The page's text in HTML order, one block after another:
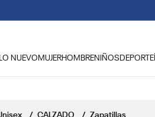
LO NUEVO MUJERHOMBRENIÑOSDEPORTE
CALZADO Zapatillas